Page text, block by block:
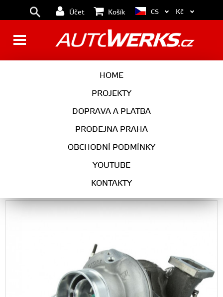
Účet Košík
HOME
PROJEKTY
DOPRAVA A PLATBA
PRODEJNA PRAHA
OBCHODNÍ PODMÍNKY
YOUTUBE
KONTAKTY
CS Kč
Turbodmychadlo BorgWarner
EFR 8374 T3 SingleScroll 0.83
s WG
Univerzální díly
Turbodmychadlo BorgWarner EFR 8374 T3 SingleScroll 0.83 s WG